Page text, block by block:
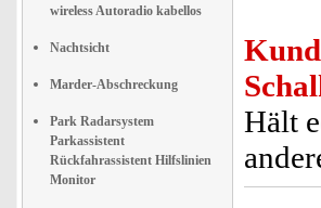
wireless Autoradio kabellos
Nachtsicht
Marder-Abschreckung
Park Radarsystem
Parkassistent
Rückfahrassistent Hilfslinien
Monitor
Hält